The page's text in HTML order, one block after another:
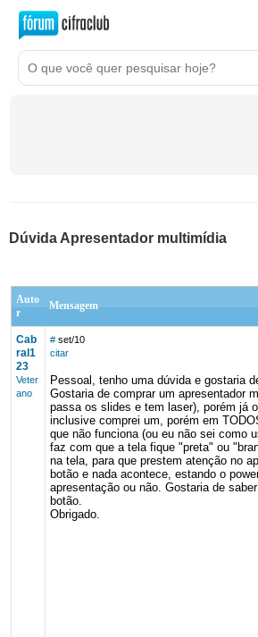
Dúvida Apresentador multimídia
Auto
r
Mensagem
Cab
ral1
23
Veter
ano
# set/10
citar
Pessoal, tenho uma dúvida e gostaria
Gostaria de comprar um apresentador
passa os slides e tem laser), porém já
inclusive comprei um, porém em
que não funciona (ou eu não sei como
faz com que a tela fique "preta" ou
na tela, para que prestem atenção no
botão e nada acontece, estando o
apresentação ou não. Gostaria de
botão.
Obrigado.